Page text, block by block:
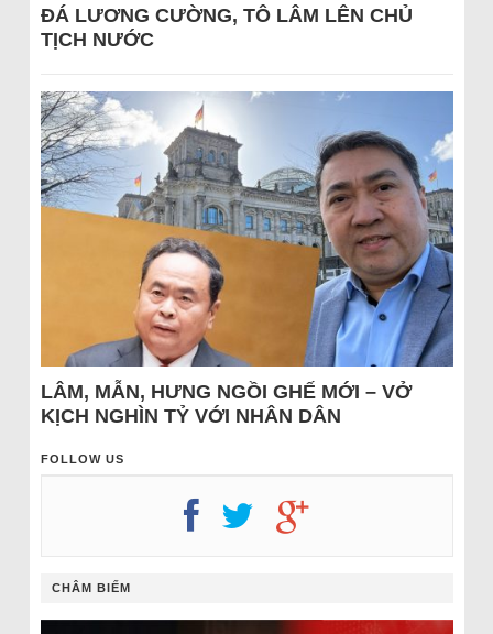
ĐÁ LƯƠNG CƯỜNG, TÔ LÂM LÊN CHỦ
TỊCH NƯỚC
LÂM, MẪN, HƯNG NGỒI GHẾ MỚI – VỞ
KỊCH NGHÌN TỶ VỚI NHÂN DÂN
FOLLOW US
CHÂM BIẾM